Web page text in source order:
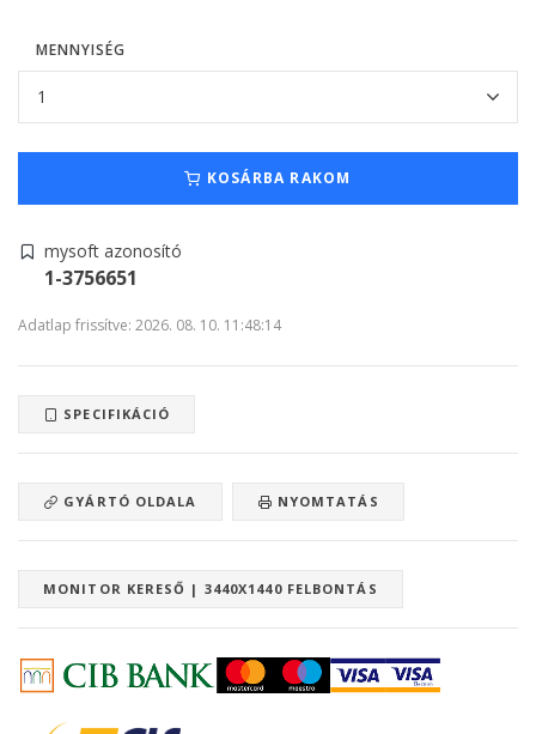
MENNYISÉG
KOSÁRBA RAKOM
mysoft azonosító
1-3756651
Adatlap frissítve: 2026. 08. 10. 11:48:14
SPECIFIKÁCIÓ
GYÁRTÓ OLDALA NYOMTATÁS
MONITOR KERESŐ | 3440X1440 FELBONTÁS